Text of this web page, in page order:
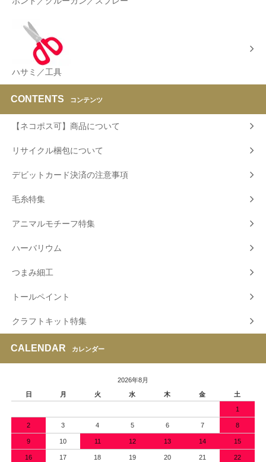
ハサミ／工具
CONTENTS コンテンツ
【ネコポス可】商品について
リサイクル梱包について
デビットカード決済の注意事項
毛糸特集
アニマルモチーフ特集
ハーバリウム
つまみ細工
トールペイント
クラフトキット特集
CALENDAR カレンダー
2026年8月
日
月 火 水 木 金 土
1
2 3 4 5 6 7 8
9 10 11 12 13 14 15
16 17 18 19 20 21 22